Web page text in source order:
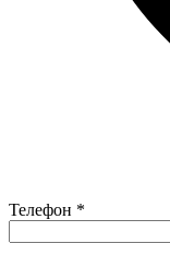
Телефон *